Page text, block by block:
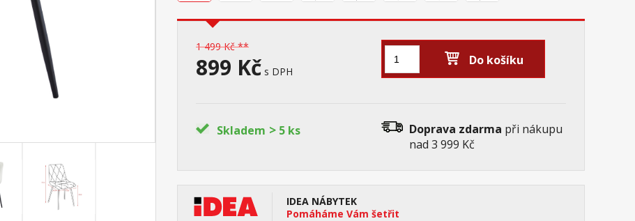
1 499 Kč **
899 Kč s DPH
Do košíku
Skladem > 5 ks Doprava zdarma při nákupu
nad 3 999 Kč
IDEA NÁBYTEK
Pomáháme Vám šetřit